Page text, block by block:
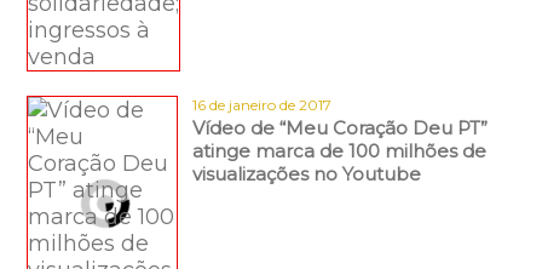
16 de janeiro de 2017
Vídeo de “Meu Coração Deu PT”
atinge marca de 100 milhões de
visualizações no Youtube